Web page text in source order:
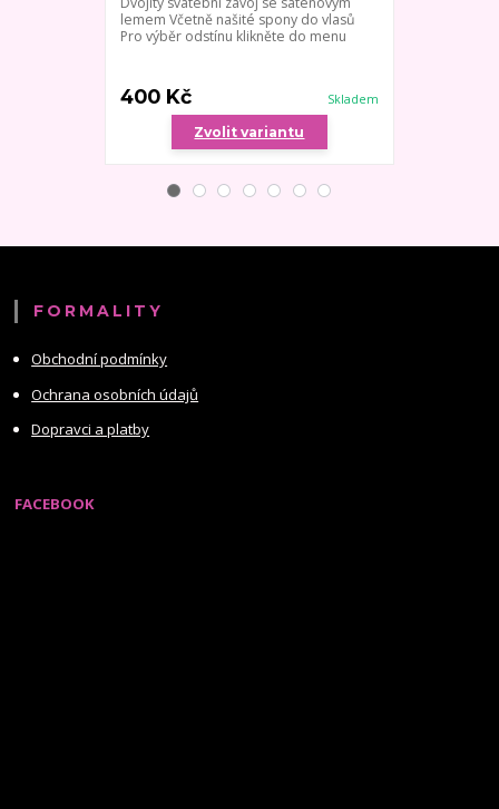
lemem Včetně našité spony do vlasů
Pro výběr odstínu klikněte do menu
400 Kč Skladem
Zvolit variantu
FORMALITY
Obchodní podmínky
Ochrana osobních údajů
Dopravci a platby
FACEBOOK